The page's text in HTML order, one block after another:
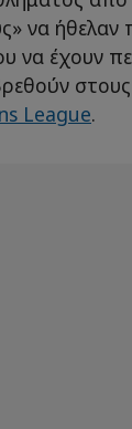
να
να έχουν
League.